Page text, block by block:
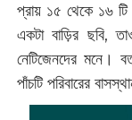
প্রায় ১৫ থেকে ১৬ টি
একটা বাড়ির ছবি,
নেটিজেনদের মনে।
পাঁচটি পরিবারের